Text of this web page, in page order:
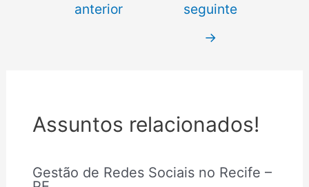
anterior
seguinte
→
Assuntos relacionados!
Gestão de Redes Sociais no Recife –